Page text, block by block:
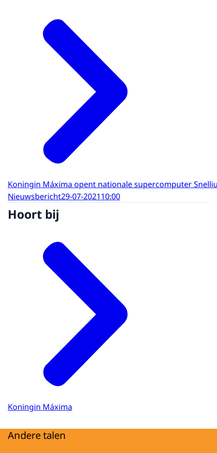
Koningin Máxima opent nationale supercomputer
Nieuwsbericht29-07-202110:00
Hoort bij
Koningin Máxima
Andere talen